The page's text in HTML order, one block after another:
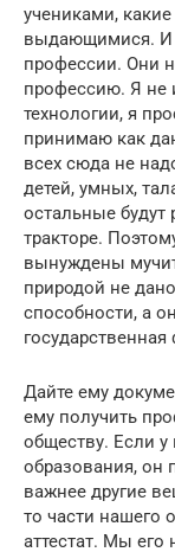
учениками,
выдающимися. И
профессии. Они
профессию. Я не
технологии, я
принимаю как
всех сюда не
детей, умных,
остальные будут
тракторе.
вынуждены
природой не
способности, а
Дайте ему
ему получить
обществу. Если у
образования, он
важнее другие
то части нашего
аттестат. Мы его